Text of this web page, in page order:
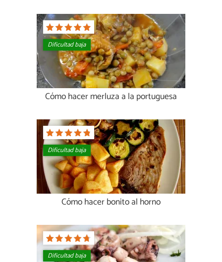
Dificultad baja
Cómo hacer merluza a la portuguesa
Dificultad baja
Cómo hacer bonito al horno
Dificultad baja